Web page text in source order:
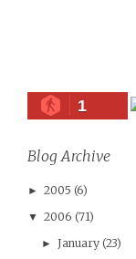
1
Blog Archive
► 2005 (6)
▼ 2006 (71)
► January (23)